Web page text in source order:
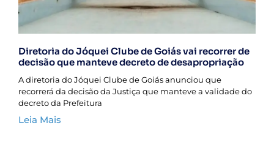
Diretoria do Jóquei Clube de Goiás vai recorrer de
decisão que manteve decreto de desapropriação
A diretoria do Jóquei Clube de Goiás anunciou que
recorrerá da decisão da Justiça que manteve a validade do
decreto da Prefeitura
Leia Mais